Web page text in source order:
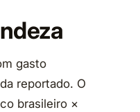
gasto
reportado. O
brasileiro ×